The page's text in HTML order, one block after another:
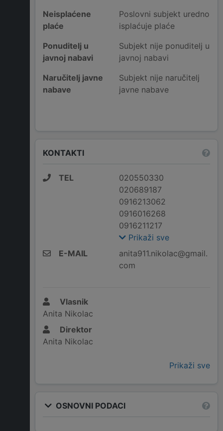
Neisplaćene
plaće
Poslovni subjekt uredno
isplaćuje plaće
Ponuditelj u
javnoj nabavi
Subjekt nije ponuditelj u
javnoj nabavi
Naručitelj javne
nabave
Subjekt nije naručitelj
javne nabave
KONTAKTI
TEL
020550330
020689187
0916213062
0916016268
0916211217
Prikaži sve
E-MAIL
anita911.nikolac@gmail.
com
Vlasnik
Anita Nikolac
Direktor
Anita Nikolac
Prikaži sve
OSNOVNI PODACI